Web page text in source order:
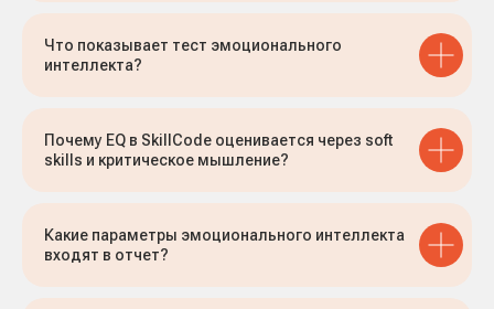
Что показывает тест эмоционального
интеллекта?
Почему EQ в SkillCode оценивается через soft
skills и критическое мышление?
Какие параметры эмоционального интеллекта
входят в отчет?